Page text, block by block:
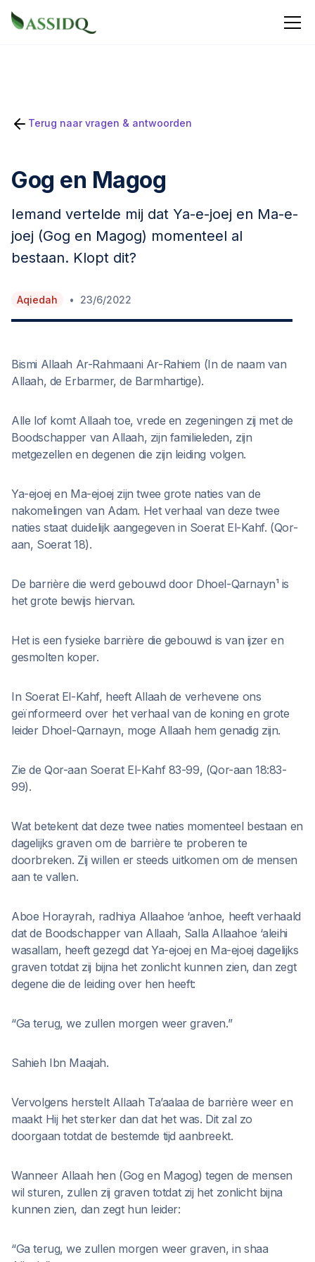
Terug naar vragen & antwoorden
Gog en Magog
Iemand vertelde mij dat Ya-e-joej en Ma-e-
joej (Gog en Magog) momenteel al
bestaan. Klopt dit?
Aqiedah • 23/6/2022
Bismi Allaah Ar-Rahmaani Ar-Rahiem (In de naam van
Allaah, de Erbarmer, de Barmhartige).
Alle lof komt Allaah toe, vrede en zegeningen zij met de
Boodschapper van Allaah, zijn familieleden, zijn
metgezellen en degenen die zijn leiding volgen.
Ya-ejoej en Ma-ejoej zijn twee grote naties van de
nakomelingen van Adam. Het verhaal van deze twee
naties staat duidelijk aangegeven in Soerat El-Kahf. (Qor-
aan, Soerat 18).
De barrière die werd gebouwd door Dhoel-Qarnayn¹ is
het grote bewijs hiervan.
Het is een fysieke barrière die gebouwd is van ijzer en
gesmolten koper.
In Soerat El-Kahf, heeft Allaah de verhevene ons
geïnformeerd over het verhaal van de koning en grote
leider Dhoel-Qarnayn, moge Allaah hem genadig zijn.
Zie de Qor-aan Soerat El-Kahf 83-99, (Qor-aan 18:83-
99).
Wat betekent dat deze twee naties momenteel bestaan en
dagelijks graven om de barrière te proberen te
doorbreken. Zij willen er steeds uitkomen om de mensen
aan te vallen.
Aboe Horayrah, radhiya Allaahoe ‘anhoe, heeft verhaald
dat de Boodschapper van Allaah, Salla Allaahoe ‘aleihi
wasallam, heeft gezegd dat Ya-ejoej en Ma-ejoej dagelijks
graven totdat zij bijna het zonlicht kunnen zien, dan zegt
degene die de leiding over hen heeft:
“Ga terug, we zullen morgen weer graven.”
Sahieh Ibn Maajah.
Vervolgens herstelt Allaah Ta’aalaa de barrière weer en
maakt Hij het sterker dan dat het was. Dit zal zo
doorgaan totdat de bestemde tijd aanbreekt.
Wanneer Allaah hen (Gog en Magog) tegen de mensen
wil sturen, zullen zij graven totdat zij het zonlicht bijna
kunnen zien, dan zegt hun leider:
“Ga terug, we zullen morgen weer graven, in shaa